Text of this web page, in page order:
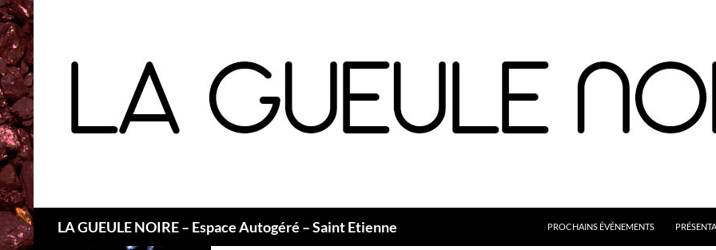
LA GUEULE NOIRE – Espace Autogéré – Saint Etienne PROCHAINS ÉVÉNEMENTS